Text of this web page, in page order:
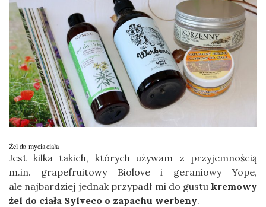
Żel do mycia ciała
Jest kilka takich, których używam z przyjemnością
m.in. grapefruitowy Biolove i geraniowy Yope,
ale najbardziej jednak przypadł mi do gustu kremowy
żel do ciała Sylveco o zapachu werbeny.